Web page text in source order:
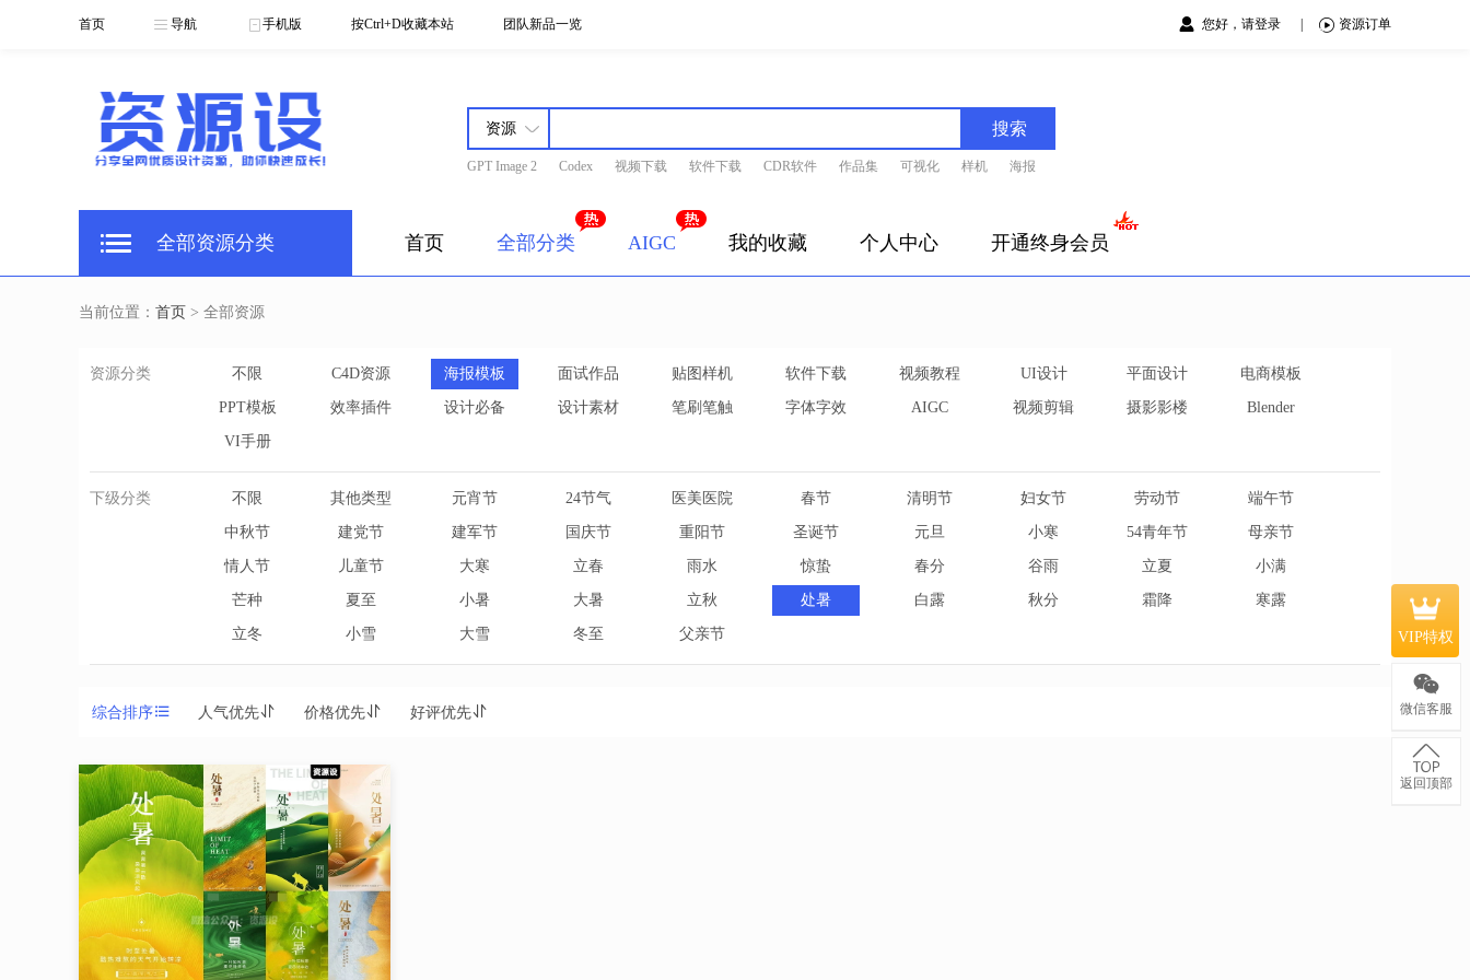
首页 导航 手机版 按Ctrl+D收藏本站 团队新品一览 您好，请登录 资源订单
搜索
GPT Image 2 Codex 视频下载 软件下载 CDR软件 作品集 可视化 样机 海报
全部资源分类 首页 全部分类 AIGC 我的收藏 个人中心 开通终身会员
当前位置： 首页 > 全部资源
资源分类 不限 C4D资源 海报模板 面试作品 贴图样机 软件下载 视频教程 UI设计 平面设计 电商模板
PPT模板 效率插件 设计必备 设计素材 笔刷笔触 字体字效 AIGC 视频剪辑 摄影影楼 Blender
VI手册
下级分类 不限 其他类型 元宵节 24节气 医美医院 春节 清明节 妇女节 劳动节 端午节
中秋节 建党节 建军节 国庆节 重阳节 圣诞节 元旦 小寒 54青年节 母亲节
情人节 儿童节 大寒 立春 雨水 惊蛰 春分 谷雨 立夏 小满
芒种 夏至 小暑 大暑 立秋 处暑 白露 秋分 霜降 寒露
立冬 小雪 大雪 冬至 父亲节
综合排序 人气优先 价格优先 好评优先
VIP特权
微信客服
返回顶部